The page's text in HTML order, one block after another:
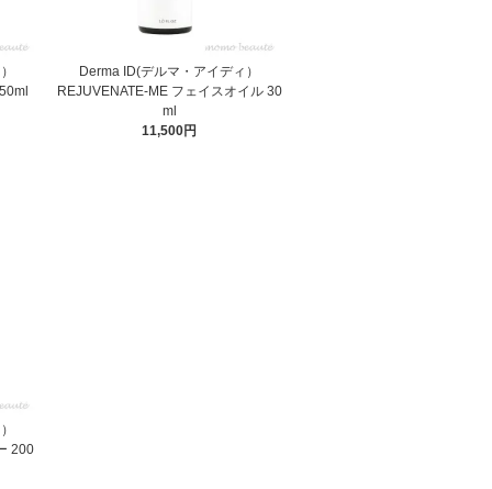
Derma ID(デルマ・アイディ）
REJUVENATE-ME フェイスオイル 30
ml
11,500円
200